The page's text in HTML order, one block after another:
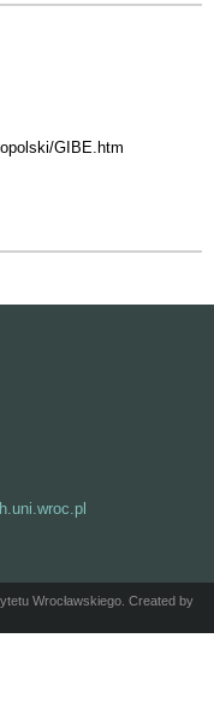
GIBE.htm
Wrocławskiego. Created by